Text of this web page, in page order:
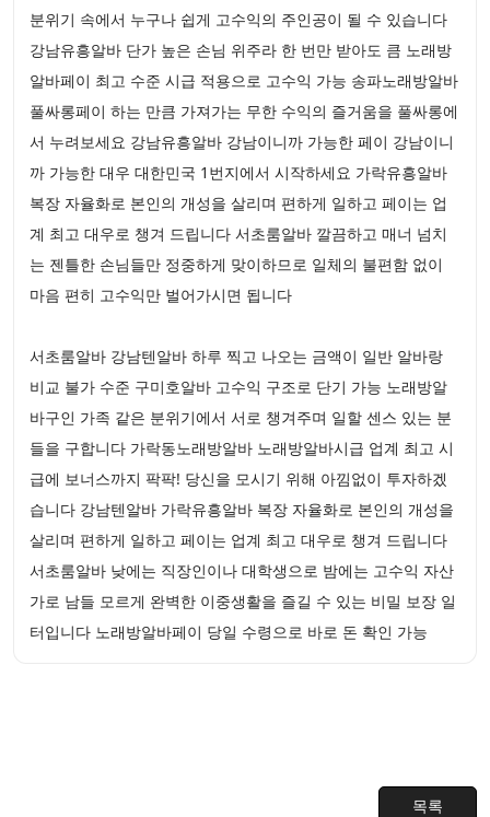
분위기 속에서 누구나 쉽게 고수익의 주인공이 될 수 있습니다
강남유흥알바 단가 높은 손님 위주라 한 번만 받아도 큼 노래방
알바페이 최고 수준 시급 적용으로 고수익 가능 송파노래방알바
풀싸롱페이 하는 만큼 가져가는 무한 수익의 즐거움을 풀싸롱에
서 누려보세요 강남유흥알바 강남이니까 가능한 페이 강남이니
까 가능한 대우 대한민국 1번지에서 시작하세요 가락유흥알바
복장 자율화로 본인의 개성을 살리며 편하게 일하고 페이는 업
계 최고 대우로 챙겨 드립니다 서초룸알바 깔끔하고 매너 넘치
는 젠틀한 손님들만 정중하게 맞이하므로 일체의 불편함 없이
마음 편히 고수익만 벌어가시면 됩니다
서초룸알바 강남텐알바 하루 찍고 나오는 금액이 일반 알바랑
비교 불가 수준 구미호알바 고수익 구조로 단기 가능 노래방알
바구인 가족 같은 분위기에서 서로 챙겨주며 일할 센스 있는 분
들을 구합니다 가락동노래방알바 노래방알바시급 업계 최고 시
급에 보너스까지 팍팍! 당신을 모시기 위해 아낌없이 투자하겠
습니다 강남텐알바 가락유흥알바 복장 자율화로 본인의 개성을
살리며 편하게 일하고 페이는 업계 최고 대우로 챙겨 드립니다
서초룸알바 낮에는 직장인이나 대학생으로 밤에는 고수익 자산
가로 남들 모르게 완벽한 이중생활을 즐길 수 있는 비밀 보장 일
터입니다 노래방알바페이 당일 수령으로 바로 돈 확인 가능
목록